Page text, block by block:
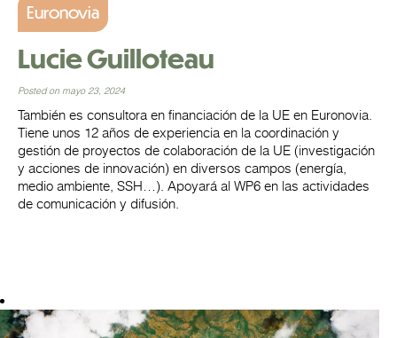
Euronovia
Lucie Guilloteau
Posted on mayo 23, 2024
También es consultora en financiación de la UE en Euronovia.
Tiene unos 12 años de experiencia en la coordinación y
gestión de proyectos de colaboración de la UE (investigación
y acciones de innovación) en diversos campos (energía,
medio ambiente, SSH…). Apoyará al WP6 en las actividades
de comunicación y difusión.